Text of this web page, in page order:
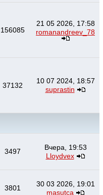
156085
21 05 2026, 17:58
romanandreev_78
37132
10 07 2024, 18:57
suprastin
3497
Вчера, 19:53
Lloydvex
3801
30 03 2026, 19:01
masutca